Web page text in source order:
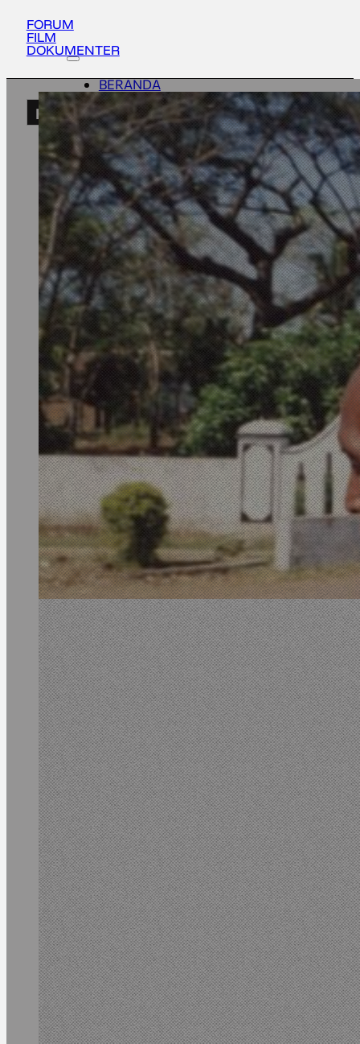
FORUM
FILM
DOKUMENTER
BERANDA
AKTIVITAS
TENTANG
UPDATES
ID